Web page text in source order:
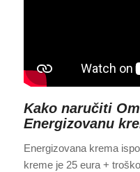
Kako naručiti
Energizovanu
Energizovana krema
kreme je 25 eura +